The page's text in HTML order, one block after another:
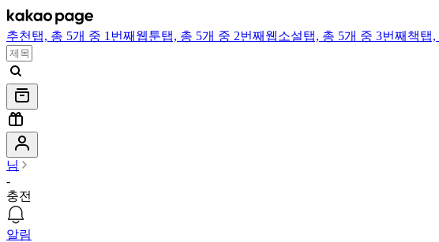
추천 탭, 총 5개 중 1번째 웹툰탭, 총 5개 중 2번째 웹소설탭, 총 5개 중 3번째 책탭,
님
-
충전
알림